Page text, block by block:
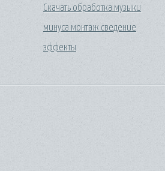
Скачать обработка музыки
минуса монтаж сведение
эффекты